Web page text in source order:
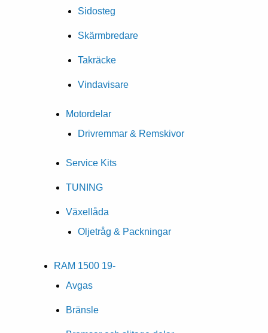
Sidosteg
Skärmbredare
Takräcke
Vindavisare
Motordelar
Drivremmar & Remskivor
Service Kits
TUNING
Växellåda
Oljetråg & Packningar
RAM 1500 19-
Avgas
Bränsle